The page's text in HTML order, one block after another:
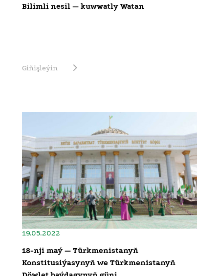
Bilimli nesil — kuwwatly Watan
Giňişleýin
19.05.2022
18-nji maý — Türkmenistanyň
Konstitusiýasynyň we Türkmenistanyň